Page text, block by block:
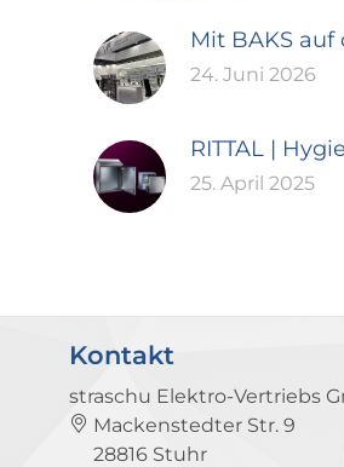
Mit BAKS
24. Juni 2026
RITTAL |
25. April 2025
Kontakt
straschu Elektro-Vertriebs
Mackenstedter Str. 9
28816 Stuhr